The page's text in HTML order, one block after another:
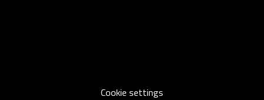
Cookie settings